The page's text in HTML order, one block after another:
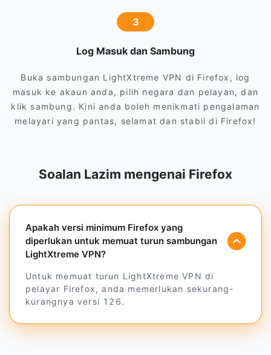
3
Log Masuk dan Sambung
Buka sambungan LightXtreme VPN di Firefox, log
masuk ke akaun anda, pilih negara dan pelayan, dan
klik sambung. Kini anda boleh menikmati pengalaman
melayari yang pantas, selamat dan stabil di Firefox!
Soalan Lazim mengenai Firefox
Apakah versi minimum Firefox yang
diperlukan untuk memuat turun sambungan
LightXtreme VPN?
Untuk memuat turun LightXtreme VPN di
pelayar Firefox, anda memerlukan sekurang-
kurangnya versi 126.